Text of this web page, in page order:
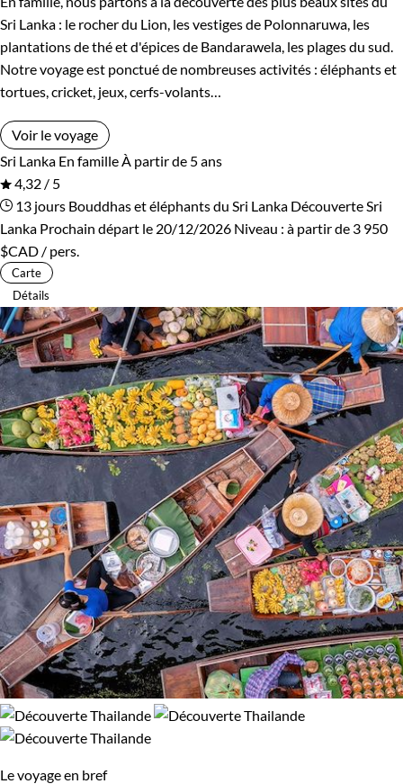
Rwanda Salvador
Seychelles
Sri Lanka
Turquie
Vietnam
Sri Lanka : le rocher du Lion, les vestiges de Polonnaruwa, les
plantations de thé et d'épices de Bandarawela, les plages du sud.
Notre voyage est ponctué de nombreuses activités : éléphants et
tortues, cricket, jeux, cerfs-volants…
Voir le voyage
Sri Lanka En famille À partir de 5 ans
4,32 / 5
13 jours Bouddhas et éléphants du Sri Lanka Découverte Sri
Lanka Prochain départ le 20/12/2026 Niveau : à partir de 3 950
$CAD / pers.
Carte
Détails
Le voyage en bref